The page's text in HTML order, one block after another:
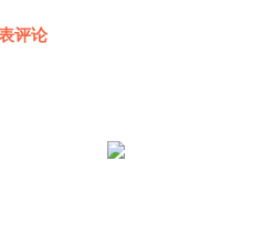
评论